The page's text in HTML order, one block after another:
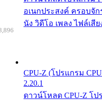
อเนกประสงค์ ครอบจั
นัง วิดีโอ เพลง ไฟล์เสี
CPU-Z (โปรแกรม
2.20.1
ดาวน์โหลด CPU-Z โป